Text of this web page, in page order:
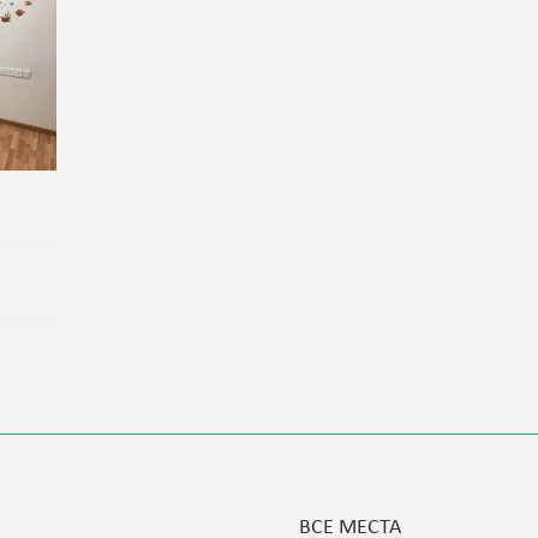
ВСЕ МЕСТА